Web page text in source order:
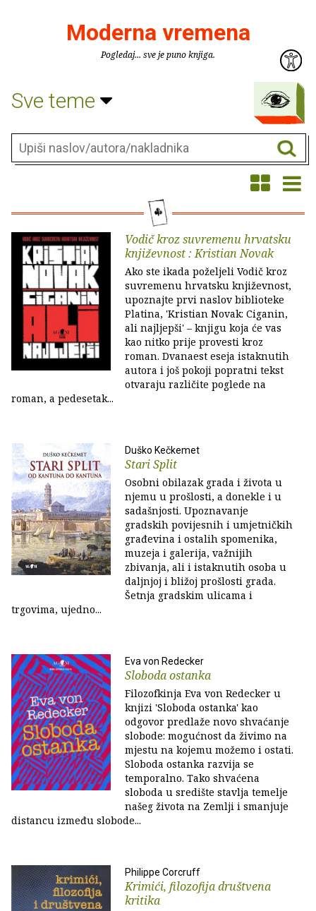
Moderna vremena
Pogledaj... sve je puno knjiga.
Sve teme
Vodič kroz suvremenu hrvatsku
književnost : Kristian Novak
Ako ste ikada poželjeli Vodič kroz
suvremenu hrvatsku književnost,
upoznajte prvi naslov biblioteke
Platina, 'Kristian Novak: Ciganin,
ali najljepši' – knjigu koja će vas
kao nitko prije provesti kroz
roman. Dvanaest eseja istaknutih
autora i još pokoji popratni tekst
otvaraju različite poglede na
roman, a pedesetak...
Duško Kečkemet
Stari Split
Osobni obilazak grada i života u
njemu u prošlosti, a donekle i u
sadaš­njosti. Upoznavanje
gradskih povijesnih i umjetničkih
građe­vina i ostalih spomenika,
muzeja i galerija, važnijih
zbivanja, ali i istaknu­tih osoba u
daljnjoj i bližoj prošlosti grada.
Šet­nja gradskim ulicama i
trgovima, ujedno...
Eva von Redecker
Sloboda ostanka
Filozofkinja Eva von Redecker u
knjizi 'Sloboda ostanka' kao
odgovor predlaže novo shvaćanje
slobode: mogućnost da živimo na
mjestu na kojemu možemo i ostati.
Sloboda ostanka razvija se
temporalno. Tako shvaćena
sloboda u središte stavlja temelje
našeg života na Zemlji i smanjuje
distancu između slobode...
Philippe Corcruff
Krimići, filozofija društvena
kritika